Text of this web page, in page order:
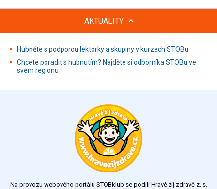
AKTUALITY
Hubněte s podporou lektorky a skupiny v kurzech STOBu
Chcete poradit s hubnutím? Najděte si odborníka STOBu ve
svém regionu
Na provozu webového portálu STOBklub se podílí Hravě žij zdravě z. s.